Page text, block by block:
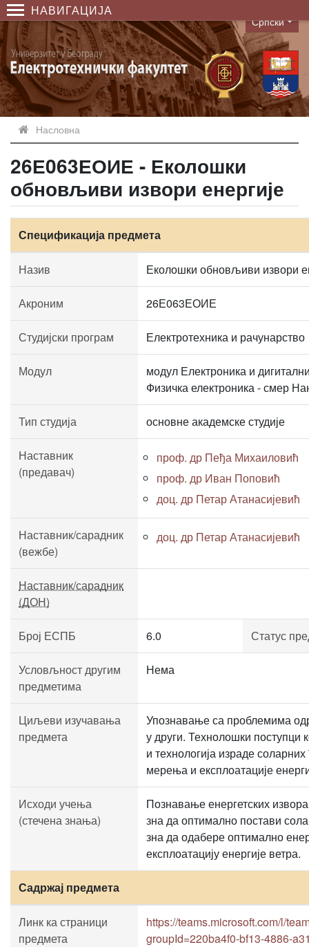
НАВИГАЦИЈА
Language
Српски
Насловна
26Е063ЕОИЕ - Еколошки
обновљиви извори енергије
Спецификација предмета
Назив Еколошки обновљиви извори
Акроним 26Е063ЕОИЕ
Студијски програм Електротехника и рачунарство
Модул
модул Електроника и
Физичка електроника - смер
Тип студија основне академске студије
Наставник
(предавач)
проф. др Пеђа Михаиловић
проф. др Иван Поповић
доц. др Петар Атанасијевић
Наставник/сарадник
(вежбе)
доц. др Петар Атанасијевић
Наставник/сарадник
(ДОН)
Број ЕСПБ 6.0 Статус
Условљност другим
предметима
Нема
Циљеви изучавања
предмета
Упознавање са проблемима
у други. Технолошки
и технологија израде
мерења и експлоатације
Исходи учења
(стечена знања)
Познавање енергетских
зна да оптимално постави
зна да одабере оптимално
експлоатацију енергије ветра.
Садржај предмета
Линк ка страници
предмета
https://teams.microsoft.com/l/
groupId=220ba4f0-bf13-4886-